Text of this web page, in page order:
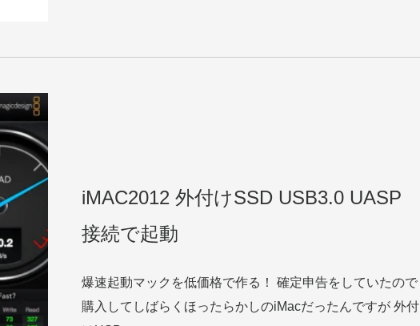
iMAC2012 外付けSSD USB3.0 UASP
接続で起動
爆速起動マックを低価格で作る！ 確定申告をしていたので
購入してしばらくほったらかしのiMacだったんですが 外付